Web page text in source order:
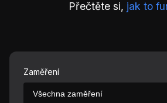
Přečtěte si, jak to
Zaměření